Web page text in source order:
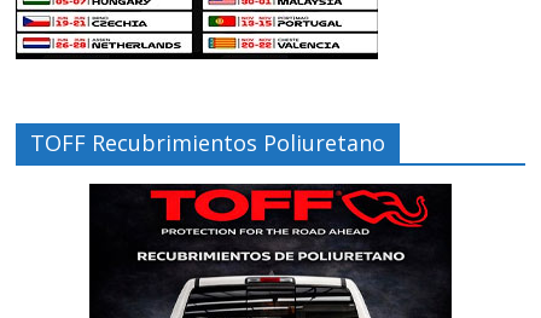
TOFF Recubrimientos Poliuretano